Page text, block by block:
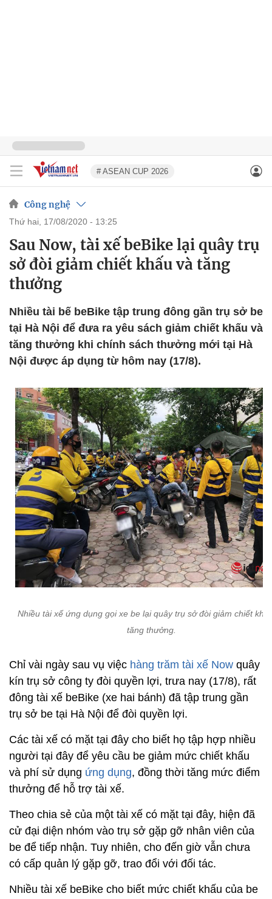
# ASEAN CUP 2026
Công nghệ
thứ hai, 17/08/2020 - 13:25
Sau Now, tài xế beBike lại quây trụ
sở đòi giảm chiết khấu và tăng
thưởng
Nhiều tài bế beBike tập trung đông gần trụ sở be
tại Hà Nội để đưa ra yêu sách giảm chiết khấu và
tăng thưởng khi chính sách thưởng mới tại Hà
Nội được áp dụng từ hôm nay (17/8).
Nhiều tài xế ứng dụng gọi xe be lại quây trụ sở đòi giảm chiết
tăng thưởng.
Chỉ vài ngày sau vụ việc hàng trăm tài xế Now quây
kín trụ sở công ty đòi quyền lợi, trưa nay (17/8), rất
đông tài xế beBike (xe hai bánh) đã tập trung gần
trụ sở be tại Hà Nội để đòi quyền lợi.
Các tài xế có mặt tại đây cho biết họ tập hợp nhiều
người tại đây để yêu cầu be giảm mức chiết khấu
và phí sử dụng ứng dụng, đồng thời tăng mức điểm
thưởng để hỗ trợ tài xế.
Theo chia sẻ của một tài xế có mặt tại đây, hiện đã
cử đại diện nhóm vào trụ sở gặp gỡ nhân viên của
be để tiếp nhận. Tuy nhiên, cho đến giờ vẫn chưa
có cấp quản lý gặp gỡ, trao đổi với đối tác.
Nhiều tài xế beBike cho biết mức chiết khấu của be